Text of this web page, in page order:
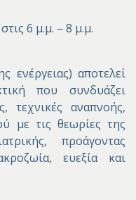
6 μ.μ. – 8 μ.μ.
ενέργειας) αποτελεί
που συνδυάζει
τεχνικές αναπνοής,
με τις θεωρίες της
προάγοντας
ευεξία και